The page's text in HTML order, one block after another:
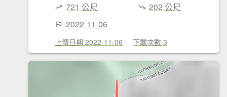
721 公尺
202 公尺
2022-11-06
上傳日期 2022-11-06 下載次數 3